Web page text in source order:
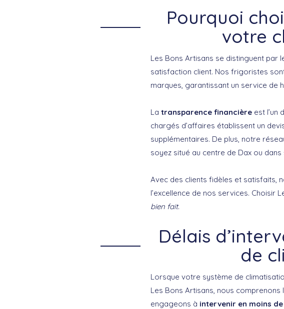
Pourquoi
votre
Les Bons Artisans se distinguent par
satisfaction client. Nos frigoristes
marques, garantissant un service de
La transparence financière est l’un
chargés d’affaires établissent un
supplémentaires. De plus, notre
soyez situé au centre de Dax ou
Avec des clients fidèles et satisfaits,
l’excellence de nos services. Choisir
bien fait.
Délais
de
Lorsque votre système de
Les Bons Artisans, nous comprenons
engageons à intervenir en moins